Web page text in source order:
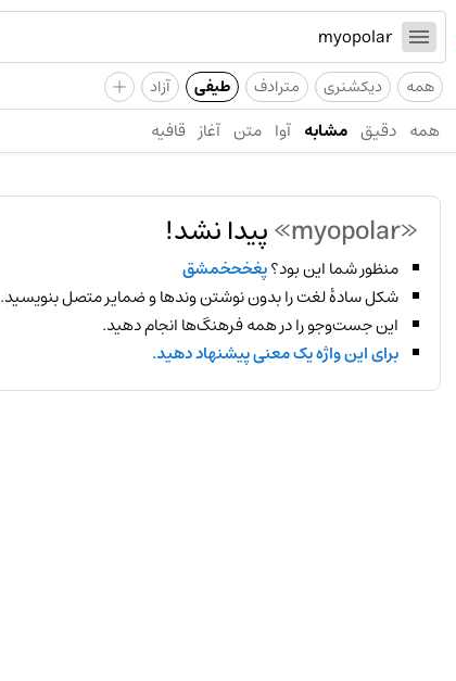
همه دیکشنری مترادف طیفی آزاد +
همه دقیق مشابه آوا متن آغاز قافیه
«myopolar» پیدا نشد!
منظور شما این بود؟پغخحخمشق
شکل سادهٔ لغت را بدون نوشتن وندها و ضمایر متصل بنویسید.
این جست‌وجو را در همه فرهنگ‌ها انجام دهید.
برای این واژه یک معنی پیشنهاد دهید.